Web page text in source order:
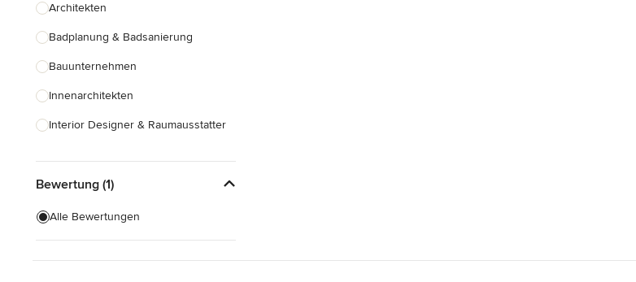
Architekten
Badplanung & Badsanierung
Bauunternehmen
Innenarchitekten
Interior Designer & Raumausstatter
Landschaftsarchitekten
Armaturen & Sanitärbedarf
Beleuchtung
Bewertung (1)
Alle Bewertungen